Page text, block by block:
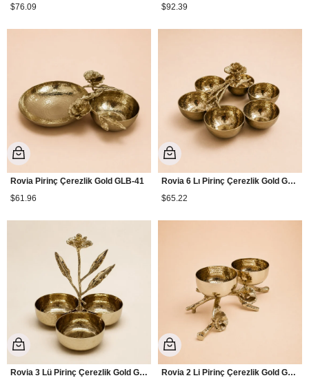
$76.09
$92.39
Rovia Pirinç Çerezlik Gold GLB-41
$61.96
Rovia 6 Lı Pirinç Çerezlik Gold GLB-40
$65.22
Rovia 3 Lü Pirinç Çerezlik Gold GLB-38
Rovia 2 Li Pirinç Çerezlik Gold GLB-39